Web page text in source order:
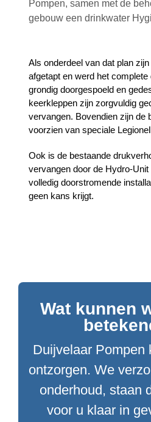
Pompen, samen met de
gebouw een drinkwater
Als onderdeel van dat plan
afgetapt en werd het
grondig doorgespoeld en
keerkleppen zijn zorgvuldig
vervangen. Bovendien zijn de
voorzien van speciale
Ook is de bestaande
vervangen door de Hydro-
volledig doorstromende
geen kans krijgt.
Wat kunnen
Duijvelaar Pompen
ontzorgen. We
onderhoud, staan
voor u klaar in